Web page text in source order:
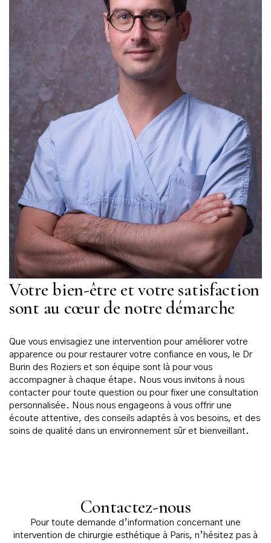
Votre bien-être et votre satisfaction
sont au cœur de notre démarche
Que vous envisagiez une intervention pour améliorer votre
apparence ou pour restaurer votre confiance en vous, le Dr
Burin des Roziers et son équipe sont là pour vous
accompagner à chaque étape. Nous vous invitons à nous
contacter pour toute question ou pour fixer une consultation
personnalisée. Nous nous engageons à vous offrir une
écoute attentive, des conseils adaptés à vos besoins, et des
soins de qualité dans un environnement sûr et bienveillant.
Contactez-nous
Pour toute demande d’information concernant une
intervention de chirurgie esthétique à Paris, n’hésitez pas à